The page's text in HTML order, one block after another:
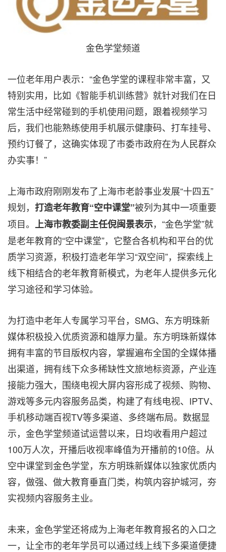
金色学堂频道
一位老年用户表示：“金色学堂的课程非常丰富，又
特别实用，比如《智能手机训练营》就针对我们在日
常生活中经常碰到的手机使用问题，跟着视频学习
后，我们也能熟练使用手机展示健康码、打车挂号、
预约订餐了，这确实体现了市委市政府在为人民群众
办实事！”
上海市政府刚刚发布了上海市老龄事业发展“十四五”
规划， 打造老年教育“空中课堂”被列为其中一项重要
项目。 上海市教委副主任倪闽景表示，“金色学堂”就
是老年教育的“空中课堂”，它整合各机构和平台的优
质学习资源，积极打造老年学习“双空间”，探索线上
线下相结合的老年教育新模式，为老年人提供多元化
学习途径和学习体验。
为打造中老年人专属学习平台，SMG、东方明珠新
媒体积极投入优质资源和雄厚力量。东方明珠新媒体
拥有丰富的节目版权内容，掌握遍布全国的全媒体播
出渠道，拥有线下众多稀缺性文旅地标资源，产业连
接能力强大，围绕电视大屏内容形成了视频、购物、
游戏等多元内容服务品类，构建了有线电视、IPTV、
手机移动端百视TV等多渠道、多终端布局。数据显
示，金色学堂频道试运营以来，日均收看用户超过
100万人次，开播后收视率峰值为开播前的10倍。从
空中课堂到金色学堂，东方明珠新媒体以独家优质内
容，做强、做大教育垂直门类，构筑内容护城河，夯
实视频内容服务主业。
未来，金色学堂还将成为上海老年教育报名的入口之
一，让全市的老年学员可以通过线上线下多渠道便捷